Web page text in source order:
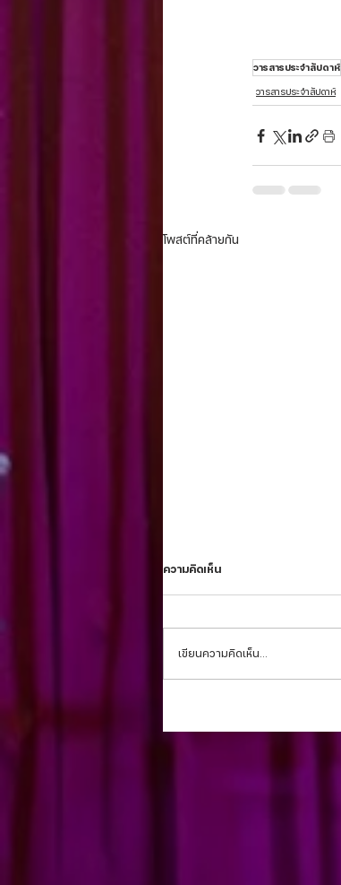
วารสารประจำสัปดาห์
วารสารประจำสัปดาห์
โพสต์ที่คล้ายกัน
ความคิดเห็น
เขียนความคิดเห็น…